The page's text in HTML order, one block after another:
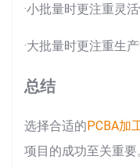
·小批量时更注重灵
·大批量时更注重生
总结
选择合适的PCBA加
项目的成功至关重